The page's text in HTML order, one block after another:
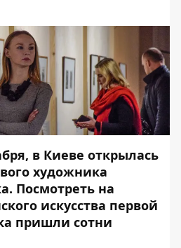
в Киеве открылась
художника
Посмотреть на
искусства первой
пришли сотни